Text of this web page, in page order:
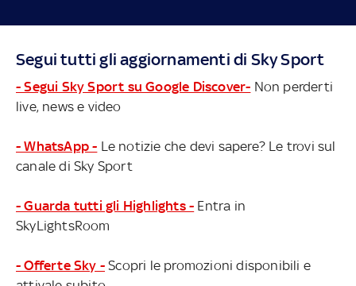
Segui tutti gli aggiornamenti di Sky Sport
- Segui Sky Sport su Google Discover- Non perderti
live, news e video
- WhatsApp - Le notizie che devi sapere? Le trovi sul
canale di Sky Sport
- Guarda tutti gli Highlights - Entra in
SkyLightsRoom
- Offerte Sky - Scopri le promozioni disponibili e